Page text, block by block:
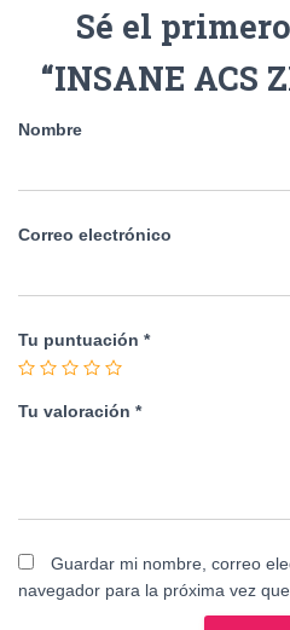
Sé el
“INSANE ACS
Nombre
Correo electrónico
Tu puntuación *
Tu valoración *
Guardar mi nombre, correo
navegador para la próxima vez